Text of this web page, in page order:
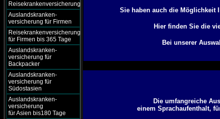
Reisekrankenversicherung
Auslandskranken-
versicherung für Firmen
Reisekrankenversicherung
für Firmen bis 365 Tage
Auslandskranken-
versicherung für
Backpacker
Auslandskranken-
versicherung für
Südostasien
Auslandskranken-
versicherung
für Asien bis180 Tage
Sie haben auch die Möglichkeit
Hier finden Sie die
Bei unserer
Die umfangreiche
einem Sprachaufenthalt,